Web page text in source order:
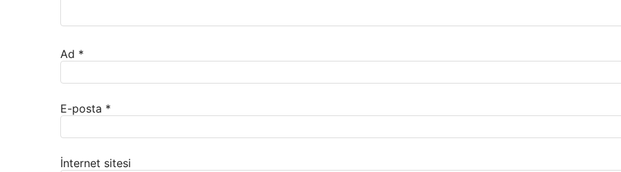
Ad *
E-posta *
İnternet sitesi